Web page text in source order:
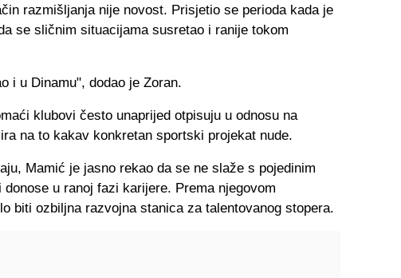
razmišljanja nije novost. Prisjetio se perioda kada je
se sličnim situacijama susretao i ranije tokom
i u Dinamu", dodao je Zoran.
klubovi često unaprijed otpisuju u odnosu na
na to kakav konkretan sportski projekat nude.
Mamić je jasno rekao da se ne slaže s pojedinim
u ranoj fazi karijere. Prema njegovom
biti ozbiljna razvojna stanica za talentovanog stopera.